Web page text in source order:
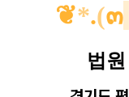
❦*.(๓
법